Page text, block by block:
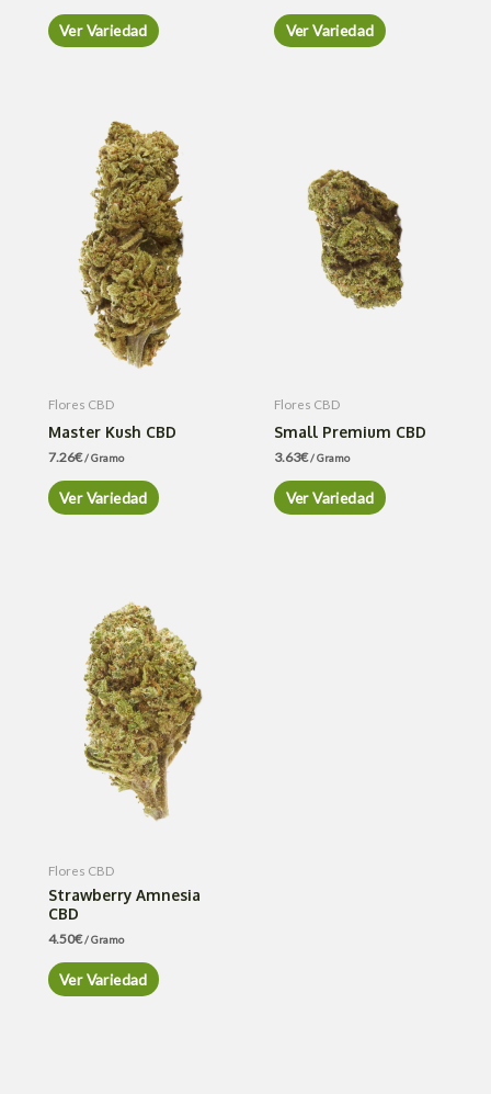
Ver Variedad Ver Variedad
Flores CBD
Master Kush CBD
7.26€/ Gramo
Ver Variedad
Flores CBD
Small Premium CBD
3.63€/ Gramo
Ver Variedad
Flores CBD
Strawberry Amnesia
CBD
4.50€/ Gramo
Ver Variedad